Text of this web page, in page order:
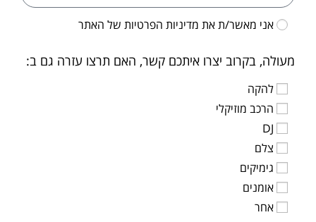
אני מאשר/ת את מדיניות הפרטיות של האתר
מעולה, בקרוב יצרו איתכם קשר, האם תרצו עזרה גם ב:
להקה
הרכב מוזיקלי
DJ
צלם
גימיקים
אומנים
אחר